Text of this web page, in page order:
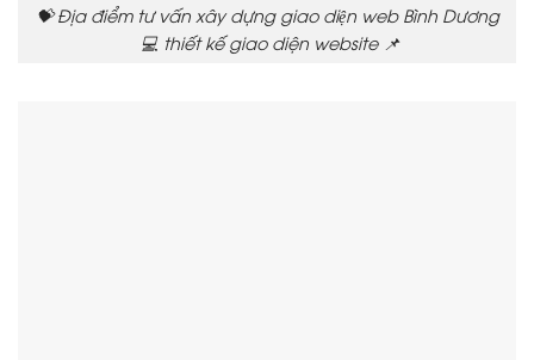
💝 Địa điểm tư vấn xây dựng giao diện web Bình Dương
💻 thiết kế giao diện website 📌